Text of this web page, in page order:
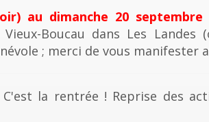
au dimanche 20 septembre
Vieux-Boucau dans Les
; merci de vous manifester
C'est la rentrée ! Reprise des